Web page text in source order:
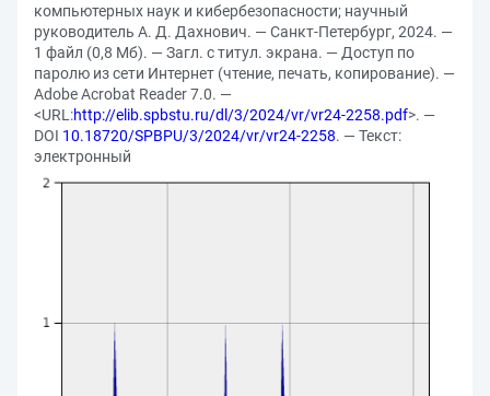
компьютерных наук и кибербезопасности; научный
руководитель А. Д. Дахнович. — Санкт-Петербург, 2024. —
1 файл (0,8 Мб). — Загл. с титул. экрана. — Доступ по
паролю из сети Интернет (чтение, печать, копирование). —
Adobe Acrobat Reader 7.0. —
<URL:http://elib.spbstu.ru/dl/3/2024/vr/vr24-2258.pdf>. —
DOI 10.18720/SPBPU/3/2024/vr/vr24-2258. — Текст:
электронный